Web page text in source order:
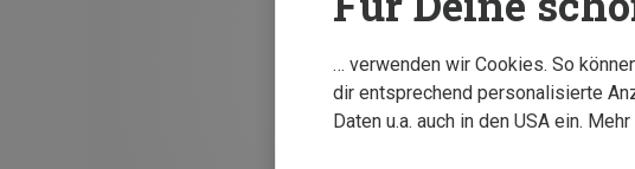
… verwenden wir Cookies. So
dir entsprechend personalisierte
Daten u.a. auch in den USA ein.